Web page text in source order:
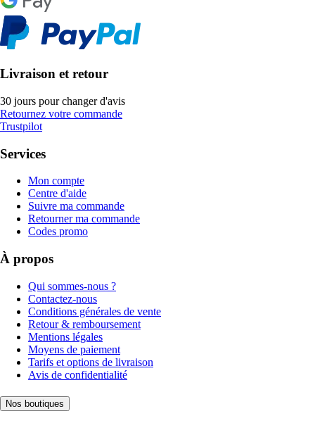
Livraison et retour
30 jours pour changer d'avis
Retournez votre commande
Trustpilot
Services
Mon compte
Centre d'aide
Suivre ma commande
Retourner ma commande
Codes promo
À propos
Qui sommes-nous ?
Contactez-nous
Conditions générales de vente
Retour & remboursement
Mentions légales
Moyens de paiement
Tarifs et options de livraison
Avis de confidentialité
Nos boutiques